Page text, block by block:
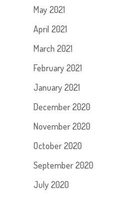
May 2021
April 2021
March 2021
February 2021
January 2021
December 2020
November 2020
October 2020
September 2020
July 2020